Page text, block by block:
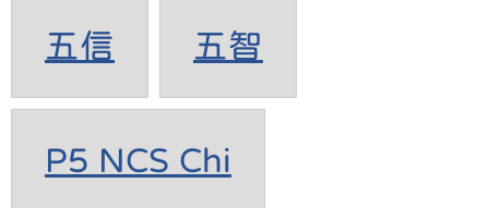
五信 五智
P5 NCS Chi